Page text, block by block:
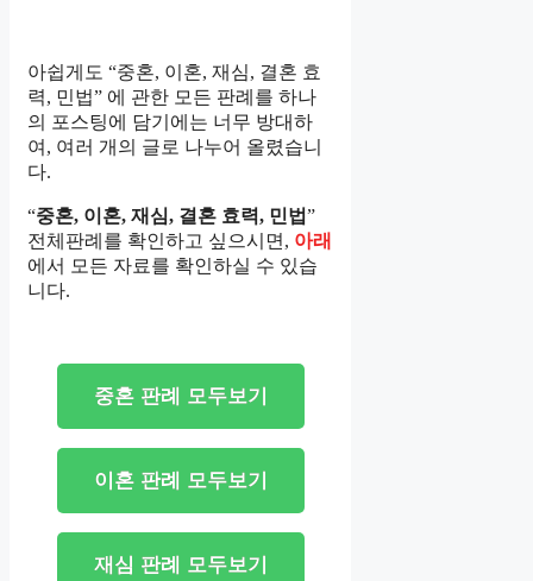
아쉽게도 “중혼, 이혼, 재심, 결혼 효
력, 민법” 에 관한 모든 판례를 하나
의 포스팅에 담기에는 너무 방대하
여, 여러 개의 글로 나누어 올렸습니
다.
“중혼, 이혼, 재심, 결혼 효력, 민법”
전체판례를 확인하고 싶으시면, 아래
에서 모든 자료를 확인하실 수 있습
니다.
중혼 판례 모두보기
이혼 판례 모두보기
재심 판례 모두보기